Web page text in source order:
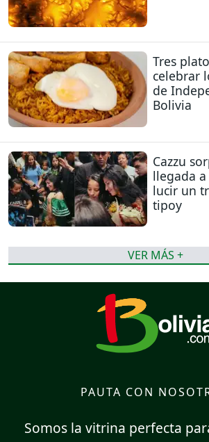
Tres
celebrar
de
Bolivia
Cazzu
llegada
lucir un
tipoy
VER MÁS +
PAUTA CON
Somos la vitrina perfecta